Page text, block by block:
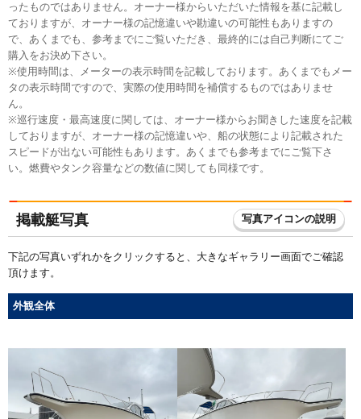
ったものではありません。オーナー様からいただいた情報を基に記載し
ておりますが、オーナー様の記憶違いや勘違いの可能性もありますの
で、あくまでも、参考までにご覧いただき、最終的には自己判断にてご
購入をお決め下さい。
※使用時間は、メーターの表示時間を記載しております。あくまでもメー
タの表示時間ですので、実際の使用時間を補償するものではありませ
ん。
※巡行速度・最高速度に関しては、オーナー様からお聞きした速度を記載
しておりますが、オーナー様の記憶違いや、船の状態により記載された
スピードが出ない可能性もあります。あくまでも参考までにご覧下さ
い。燃費やタンク容量などの数値に関しても同様です。
掲載艇写真 写真アイコンの説明
下記の写真いずれかをクリックすると、大きなギャラリー画面でご確認
頂けます。
外観全体